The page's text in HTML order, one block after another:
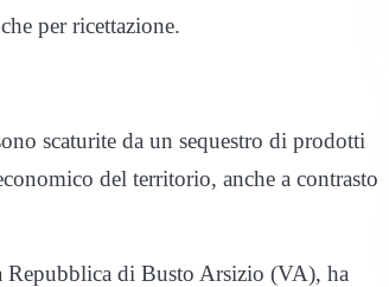
per ricettazione.
scaturite da un sequestro di prodotti
del territorio, anche a contrasto
Repubblica di Busto Arsizio (VA), ha